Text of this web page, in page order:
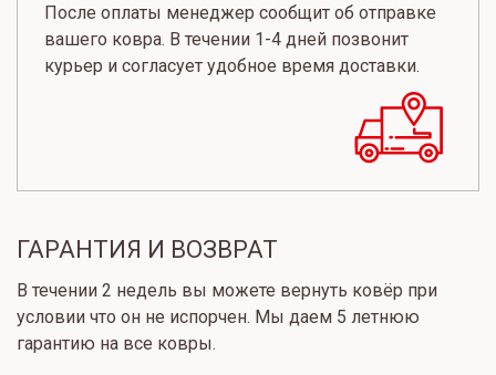
После оплаты менеджер сообщит об отправке
вашего ковра. В течении 1-4 дней позвонит
курьер и согласует удобное время доставки.
ГАРАНТИЯ И ВОЗВРАТ
В течении 2 недель вы можете вернуть ковёр при
условии что он не испорчен. Мы даем 5 летнюю
гарантию на все ковры.